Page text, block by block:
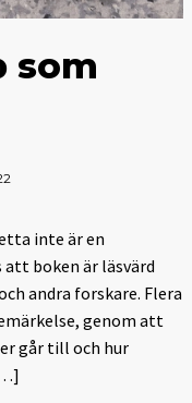
som
inte är en
boken är läsvärd
andra forskare. Flera
genom att
går till och hur